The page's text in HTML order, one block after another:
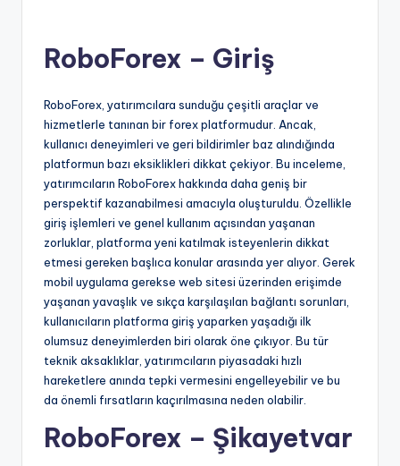
RoboForex – Giriş
RoboForex, yatırımcılara sunduğu çeşitli araçlar ve
hizmetlerle tanınan bir forex platformudur. Ancak,
kullanıcı deneyimleri ve geri bildirimler baz alındığında
platformun bazı eksiklikleri dikkat çekiyor. Bu inceleme,
yatırımcıların RoboForex hakkında daha geniş bir
perspektif kazanabilmesi amacıyla oluşturuldu. Özellikle
giriş işlemleri ve genel kullanım açısından yaşanan
zorluklar, platforma yeni katılmak isteyenlerin dikkat
etmesi gereken başlıca konular arasında yer alıyor. Gerek
mobil uygulama gerekse web sitesi üzerinden erişimde
yaşanan yavaşlık ve sıkça karşılaşılan bağlantı sorunları,
kullanıcıların platforma giriş yaparken yaşadığı ilk
olumsuz deneyimlerden biri olarak öne çıkıyor. Bu tür
teknik aksaklıklar, yatırımcıların piyasadaki hızlı
hareketlere anında tepki vermesini engelleyebilir ve bu
da önemli fırsatların kaçırılmasına neden olabilir.
RoboForex – Şikayetvar